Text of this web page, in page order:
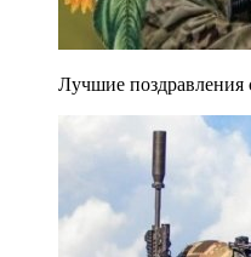
Лучшие